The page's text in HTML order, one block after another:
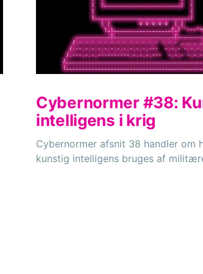
Cybernormer #38:
intelligens i krig
Cybernormer afsnit 38 handler om
kunstig intelligens bruges af